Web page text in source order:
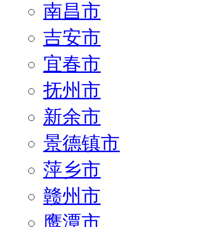
南昌市
吉安市
宜春市
抚州市
新余市
景德镇市
萍乡市
赣州市
鹰潭市